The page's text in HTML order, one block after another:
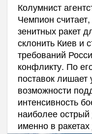
Колумнист
Чемпион
зенитных ракет
склонить Киев и
требований
конфликту. По
поставок
возможности
интенсивность
наиболее
именно в